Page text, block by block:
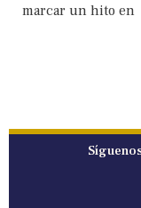
marcar un hito en